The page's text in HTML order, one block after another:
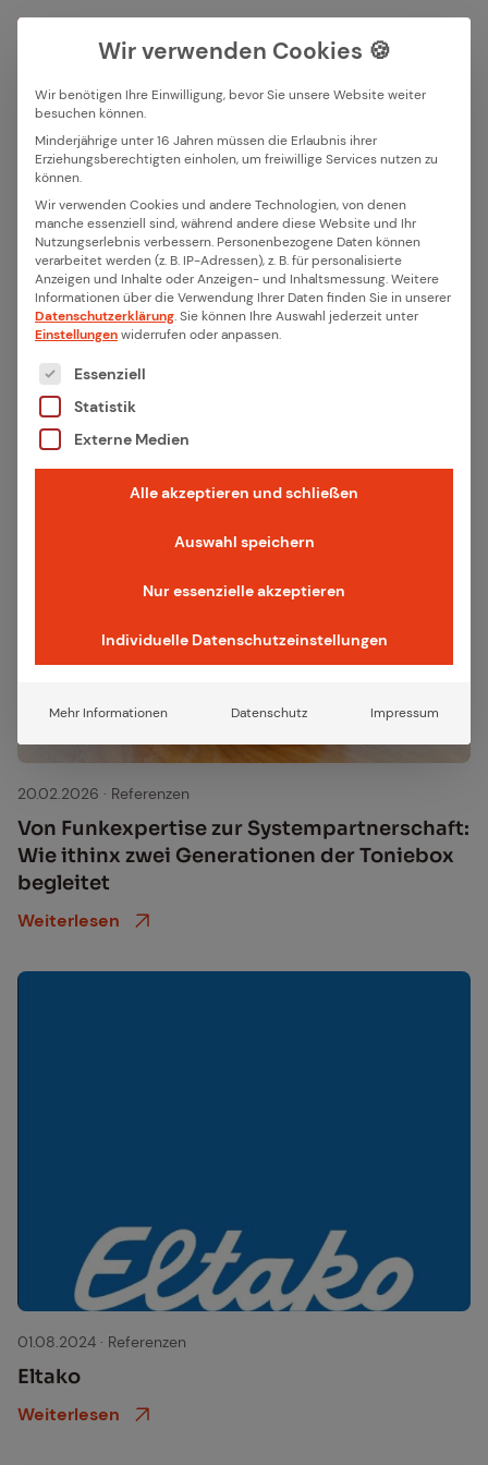
Suchfeld
Alle Bei­trä­ge der Ka­te­go­rie
„Re­fe­ren­zen“
Beiträge filtern
Tonie Box
20.02.2026 · Referenzen
Von Funk­ex­per­ti­se zur Sys­tem­part­ner­schaft:
Wie ithinx zwei Ge­nera­tio­nen der To­n­ie­box
be­glei­tet
Weiterlesen
eltako logo
01.08.2024 · Referenzen
El­ta­ko
Weiterlesen
Wir verwenden Cookies 🍪
Wir benötigen Ihre Einwilligung, bevor Sie unsere Website weiter
besuchen können.
Minderjährige unter 16 Jahren müssen die Erlaubnis ihrer
Erziehungsberechtigten einholen, um freiwillige Services nutzen zu
können.
Wir verwenden Cookies und andere Technologien, von denen
manche essenziell sind, während andere diese Website und Ihr
Nutzungserlebnis verbessern. Personenbezogene Daten können
verarbeitet werden (z. B. IP-Adressen), z. B. für personalisierte
Anzeigen und Inhalte oder Anzeigen- und Inhaltsmessung.Weitere
Informationen über die Verwendung Ihrer Daten finden Sie in unserer
Datenschutzerklärung.Sie können Ihre Auswahl jederzeit unter
Einstellungenwiderrufen oder anpassen.
Es folgt eine Liste der Service-Gruppen, für die
Essenziell
Statistik
Externe Medien
Alle akzeptieren und schließen
Auswahl speichern
Nur essenzielle akzeptieren
Individuelle Datenschutzeinstellungen
Mehr Informationen Datenschutz Impressum